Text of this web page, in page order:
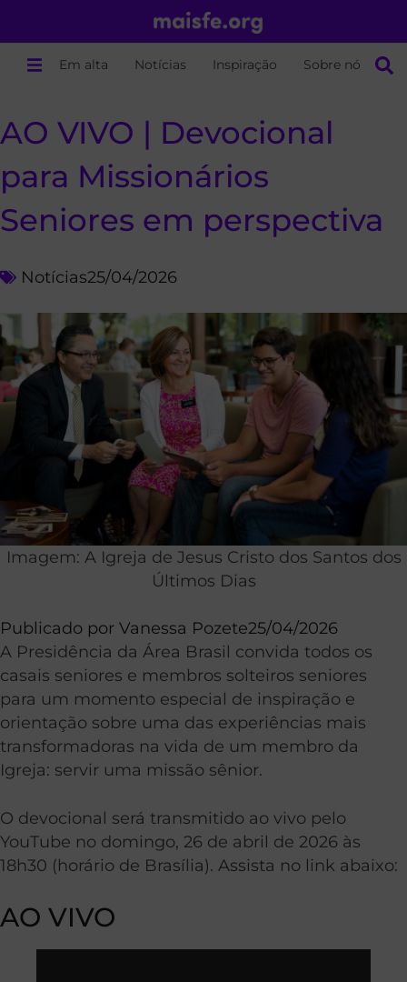
Em alta Notícias Inspiração Sobre nós
AO VIVO | Devocional
para Missionários
Seniores em perspectiva
Notícias25/04/2026
Imagem: A Igreja de Jesus Cristo dos Santos dos
Últimos Dias
Publicado por Vanessa Pozete25/04/2026
A Presidência da Área Brasil convida todos os
casais seniores e membros solteiros seniores
para um momento especial de inspiração e
orientação sobre uma das experiências mais
transformadoras na vida de um membro da
Igreja: servir uma missão sênior.
O devocional será transmitido ao vivo pelo
YouTube no domingo, 26 de abril de 2026 às
18h30 (horário de Brasília). Assista no link abaixo:
AO VIVO